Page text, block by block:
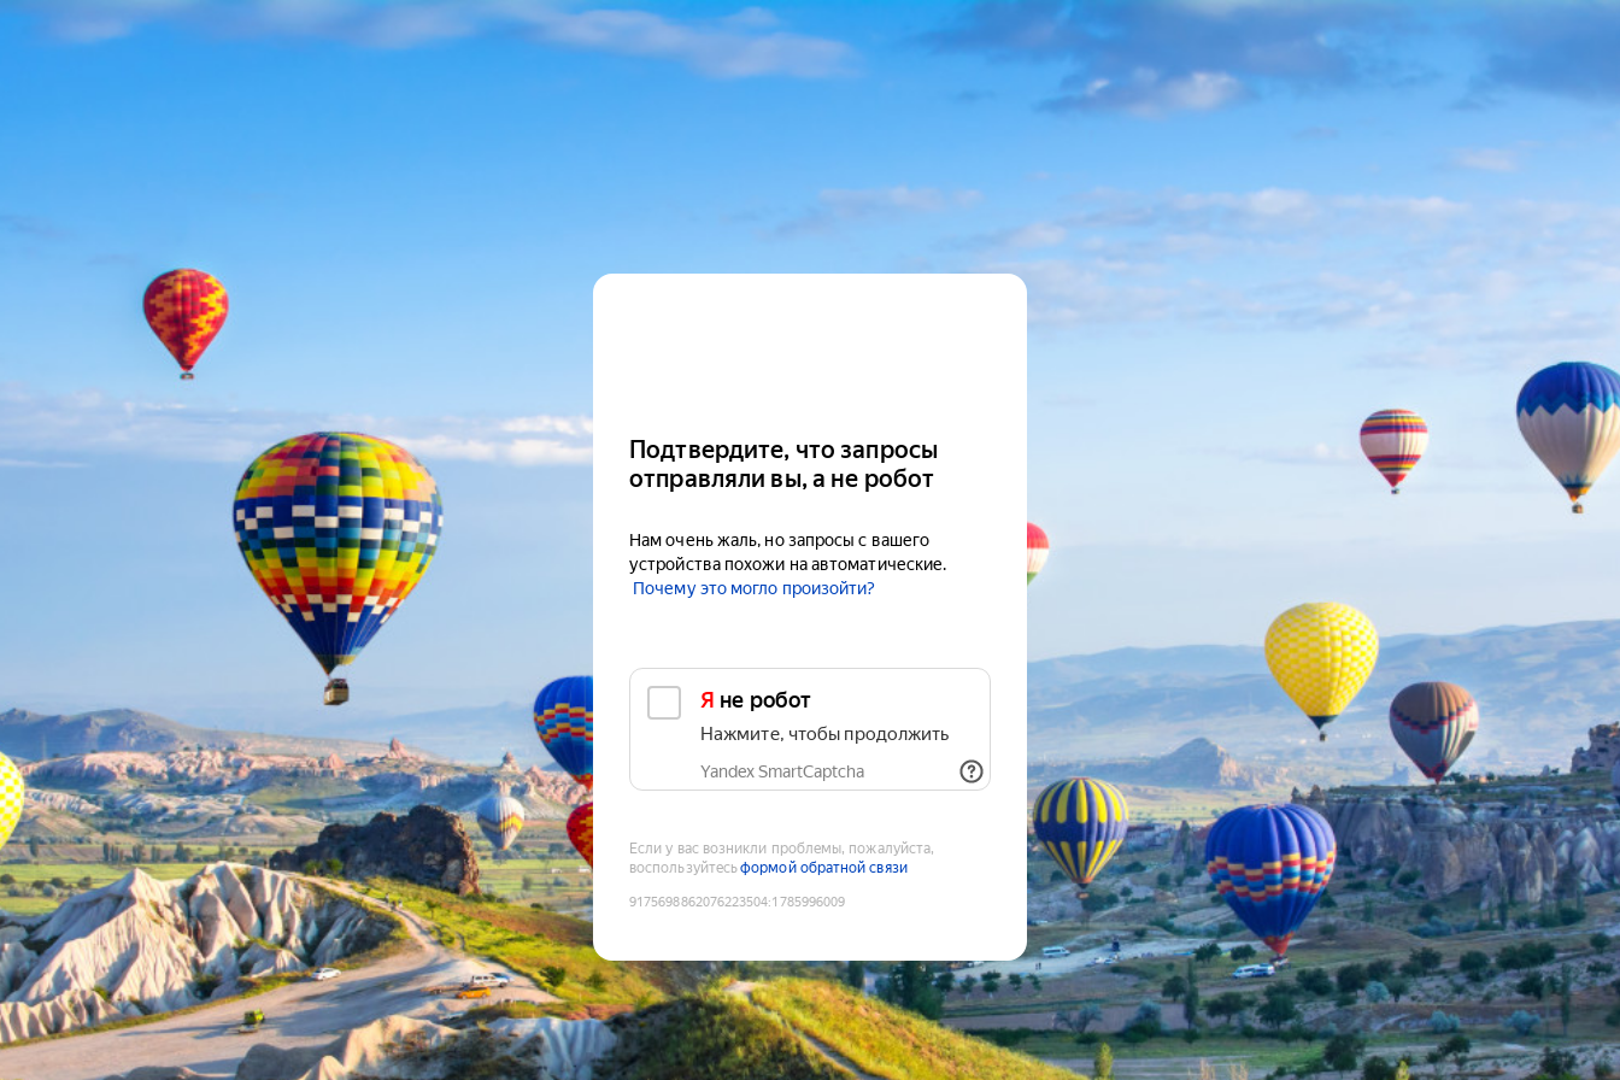
Подтвердите, что запросы
отправляли вы, а не робот
Нам очень жаль, но запросы с вашего
устройства похожи на автоматические.
Почему это могло произойти?
Я не робот
Нажмите, чтобы продолжить
Yandex SmartCaptcha
Если у вас возникли проблемы, пожалуйста,
воспользуйтесьформой обратной связи
9175698862076223504:1785996009